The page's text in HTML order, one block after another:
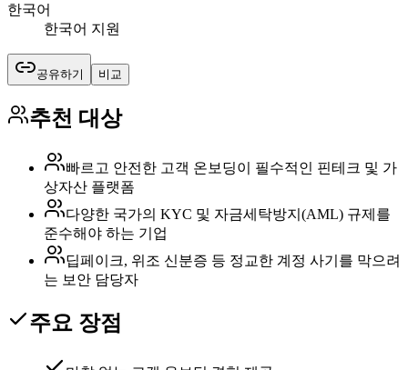
한국어
한국어 지원
공유하기 비교
추천 대상
빠르고 안전한 고객 온보딩이 필수적인 핀테크 및 가
상자산 플랫폼
다양한 국가의 KYC 및 자금세탁방지(AML) 규제를
준수해야 하는 기업
딥페이크, 위조 신분증 등 정교한 계정 사기를 막으려
는 보안 담당자
주요 장점